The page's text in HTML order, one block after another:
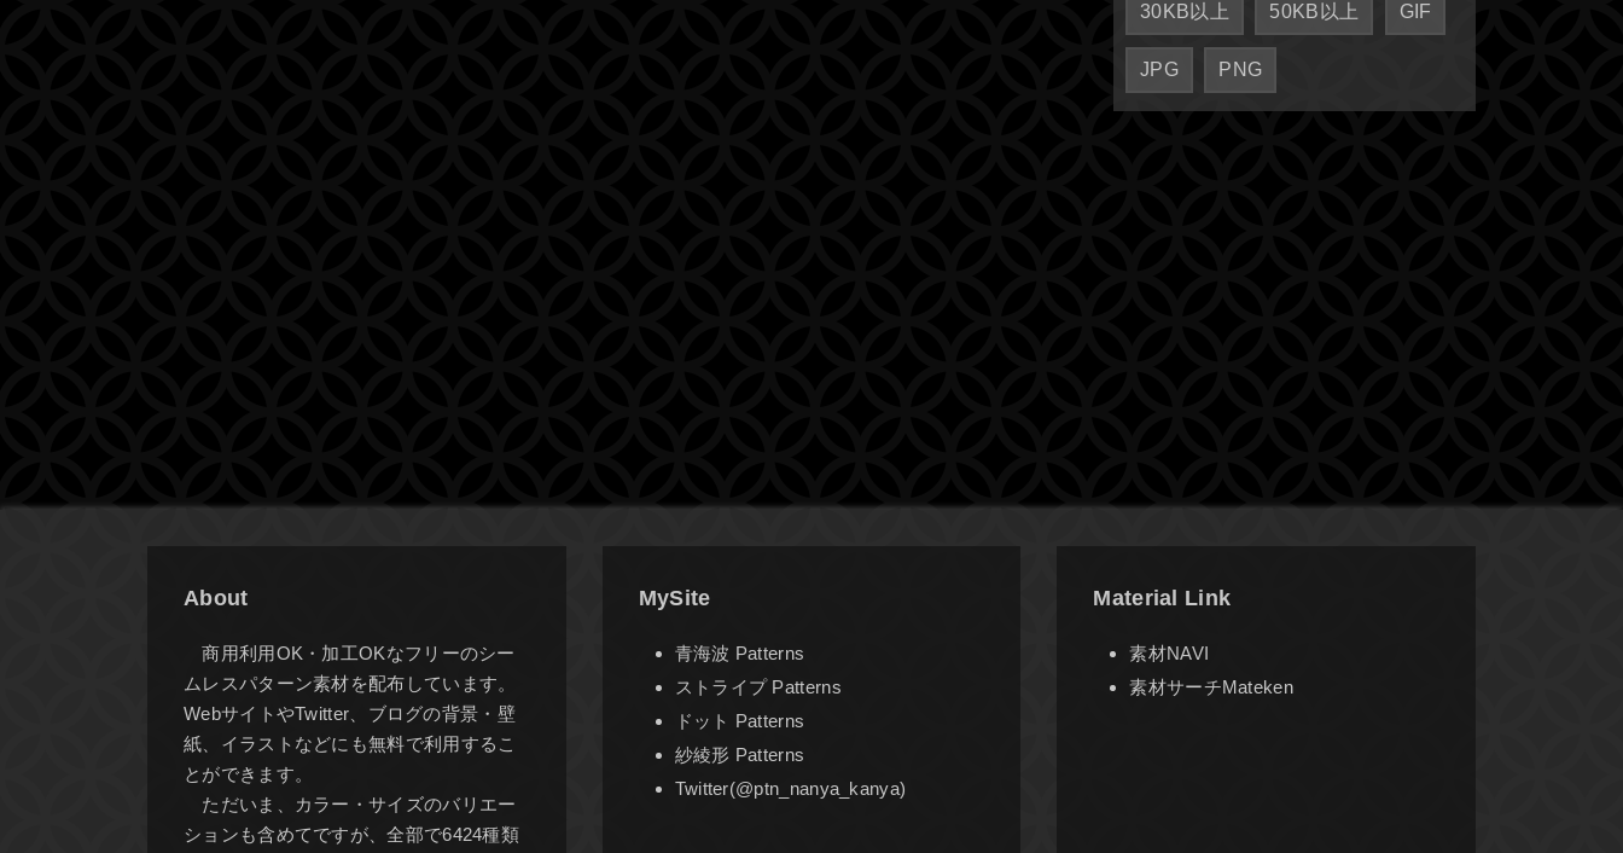
30KB以上 50KB以上 GIF
JPG PNG
About
商用利用OK・加工OKなフリーのシー
ムレスパターン素材を配布しています。
WebサイトやTwitter、ブログの背景・壁
紙、イラストなどにも無料で利用するこ
とができます。
ただいま、カラー・サイズのバリエー
ションも含めてですが、全部で6424種類
MySite
青海波 Patterns
ストライプ Patterns
ドット Patterns
紗綾形 Patterns
Twitter(@ptn_nanya_kanya)
Material Link
素材NAVI
素材サーチMateken